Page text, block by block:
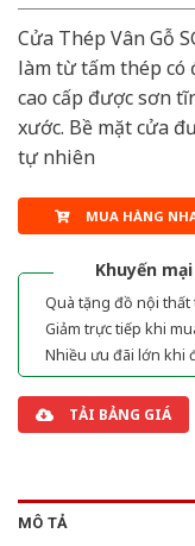
Cửa Thép Vân Gỗ
làm từ tấm thép có
cao cấp được sơn
xước. Bề mặt cửa
tự nhiên
MUA HÀNG
Khuyến mại
Quà tặng đồ nội
Giảm trực tiếp khi
Nhiều ưu đãi lớn khi
TẢI BẢNG GIÁ
MÔ TẢ